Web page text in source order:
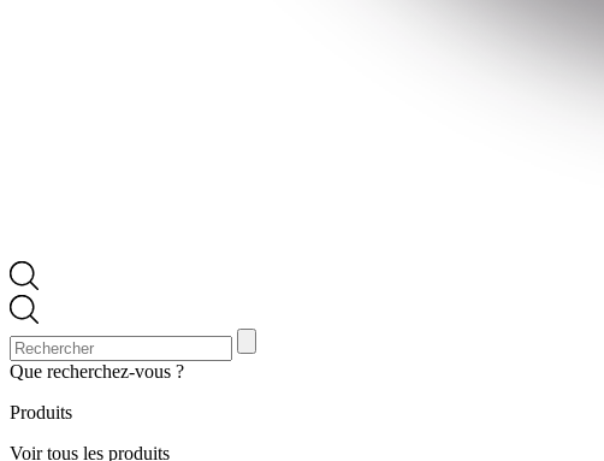
Que recherchez-vous ?
Produits
Voir tous les produits